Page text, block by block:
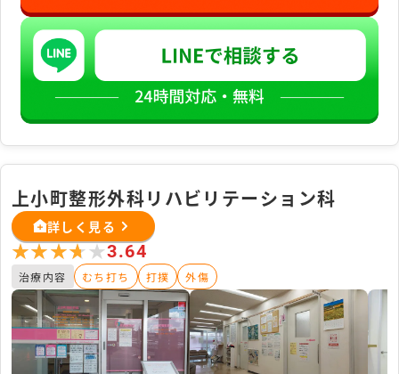
上小町整形外科リハビリテーション科
詳しく見る
★★★★★
★★★★★3.64
治療内容 むち打ち 打撲 外傷